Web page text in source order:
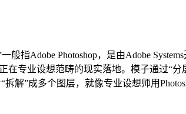
Adobe Photoshop，是由Adobe
专业设想范畴的现实落地。模子通过“
解”成多个图层，就像专业设想师用